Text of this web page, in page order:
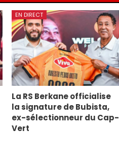
EN DIRECT
La RS Berkane officialise
la signature de Bubista,
ex-sélectionneur du Cap-
Vert